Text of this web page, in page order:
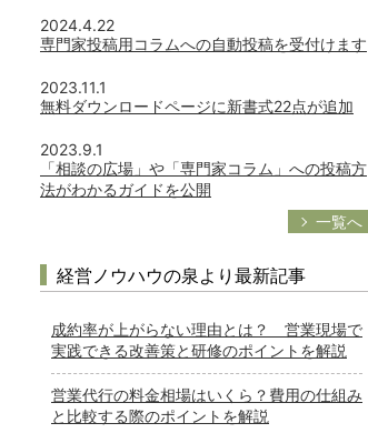
2024.4.22
専門家投稿用コラムへの自動投稿を受付けます
2023.11.1
無料ダウンロードページに新書式22点が追加
2023.9.1
「相談の広場」や「専門家コラム」への投稿方
法がわかるガイドを公開
一覧へ
経営ノウハウの泉より最新記事
成約率が上がらない理由とは？ 営業現場で
実践できる改善策と研修のポイントを解説
営業代行の料金相場はいくら？費用の仕組み
と比較する際のポイントを解説